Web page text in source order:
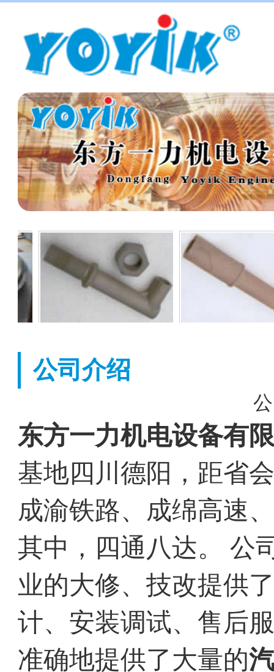
公司介绍
东方一力机电设备有
基地四川德阳，距省
成渝铁路、成绵高速
其中，四通八达。 公
业的大修、技改提供
计、安装调试、售后
准确地提供了大量的